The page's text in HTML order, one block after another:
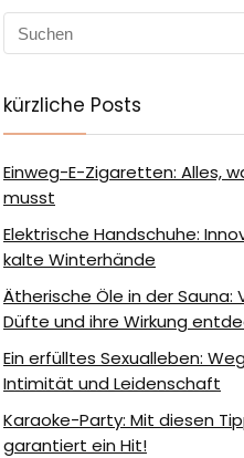
kürzliche Posts
Einweg-E-Zigaretten: Alles,
musst
Elektrische Handschuhe:
kalte Winterhände
Ätherische Öle in der Sauna:
Düfte und ihre Wirkung
Ein erfülltes Sexualleben:
Intimität und Leidenschaft
Karaoke-Party: Mit diesen
garantiert ein Hit!